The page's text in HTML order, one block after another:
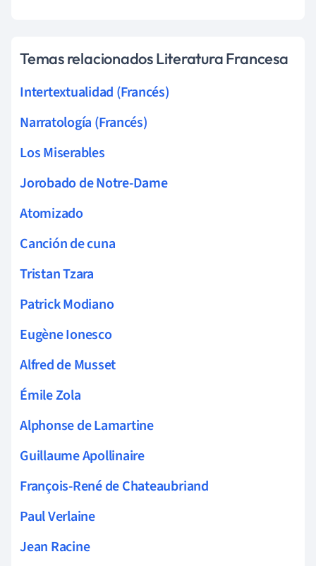
Temas relacionados Literatura Francesa
Intertextualidad (Francés)
Narratología (Francés)
Los Miserables
Jorobado de Notre-Dame
Atomizado
Canción de cuna
Tristan Tzara
Patrick Modiano
Eugène Ionesco
Alfred de Musset
Émile Zola
Alphonse de Lamartine
Guillaume Apollinaire
François-René de Chateaubriand
Paul Verlaine
Jean Racine